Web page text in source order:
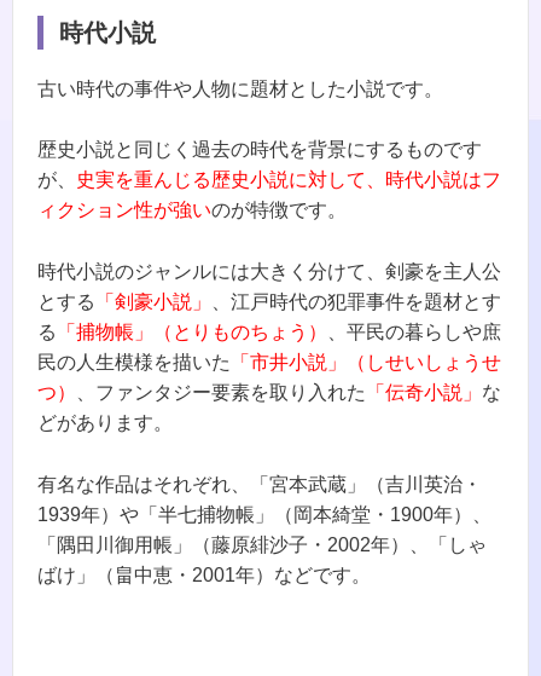
時代小説
古い時代の事件や人物に題材とした小説です。
歴史小説と同じく過去の時代を背景にするものです
が、
史実を重んじる歴史小説に対して、時代小説はフ
ィクション性が強いのが特徴です。
時代小説のジャンルには大きく分けて、剣豪を主人公
とする
「剣豪小説」
、江戸時代の犯罪事件を題材とす
る
「捕物帳」（とりものちょう）
、平民の暮らしや庶
民の人生模様を描いた
「市井小説」（しせいしょうせ
つ）
、ファンタジー要素を取り入れた 「伝奇小説」 な
どがあります。
有名な作品はそれぞれ、「宮本武蔵」（吉川英治・
1939年）や「半七捕物帳」（岡本綺堂・1900年）、
「隅田川御用帳」（藤原緋沙子・2002年）、「しゃ
ばけ」（畠中恵・2001年）などです。